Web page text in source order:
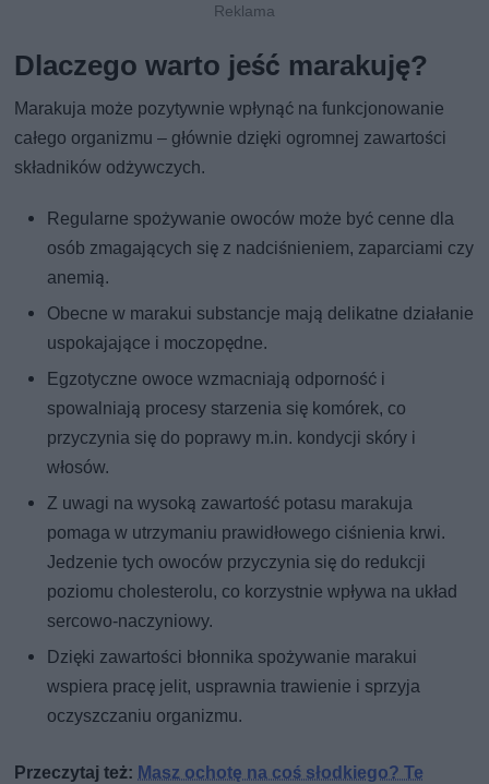
Dlaczego warto jeść marakuję?
Marakuja może pozytywnie wpłynąć na funkcjonowanie
całego organizmu – głównie dzięki ogromnej zawartości
składników odżywczych.
Regularne spożywanie owoców może być cenne dla
osób zmagających się z nadciśnieniem, zaparciami czy
anemią.
Obecne w marakui substancje mają delikatne działanie
uspokajające i moczopędne.
Egzotyczne owoce wzmacniają odporność i
spowalniają procesy starzenia się komórek, co
przyczynia się do poprawy m.in. kondycji skóry i
włosów.
Z uwagi na wysoką zawartość potasu marakuja
pomaga w utrzymaniu prawidłowego ciśnienia krwi.
Jedzenie tych owoców przyczynia się do redukcji
poziomu cholesterolu, co korzystnie wpływa na układ
sercowo-naczyniowy.
Dzięki zawartości błonnika spożywanie marakui
wspiera pracę jelit, usprawnia trawienie i sprzyja
oczyszczaniu organizmu.
Przeczytaj też: Masz ochotę na coś słodkiego? Te